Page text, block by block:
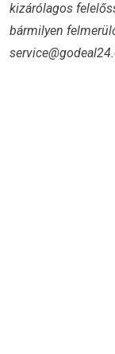
kizárólagos
bármilyen